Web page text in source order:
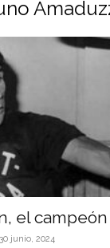
el
30 junio, 2024